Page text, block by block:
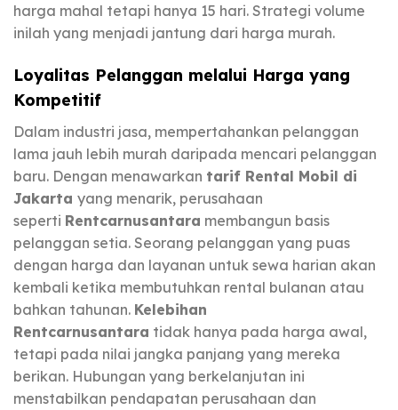
harga mahal tetapi hanya 15 hari. Strategi volume
inilah yang menjadi jantung dari harga murah.
Loyalitas Pelanggan melalui Harga yang
Kompetitif
Dalam industri jasa, mempertahankan pelanggan
lama jauh lebih murah daripada mencari pelanggan
baru. Dengan menawarkan tarif Rental Mobil di
Jakarta yang menarik, perusahaan
seperti Rentcarnusantara membangun basis
pelanggan setia. Seorang pelanggan yang puas
dengan harga dan layanan untuk sewa harian akan
kembali ketika membutuhkan rental bulanan atau
bahkan tahunan. Kelebihan
Rentcarnusantara tidak hanya pada harga awal,
tetapi pada nilai jangka panjang yang mereka
berikan. Hubungan yang berkelanjutan ini
menstabilkan pendapatan perusahaan dan